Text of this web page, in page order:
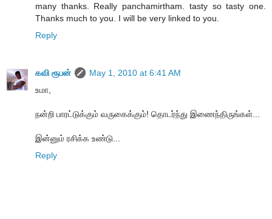
many thanks. Really panchamirtham. tasty so tasty one.
Thanks much to you. I will be very linked to you.
Reply
கவி ரூபன்
May 1, 2010 at 6:41 AM
உமா,
நன்றி பாரட்டுக்கும் வருகைக்கும்! தொடர்ந்து இணைந்திருங்கள்...
இன்னும் ரசிக்க உண்டு...
Reply